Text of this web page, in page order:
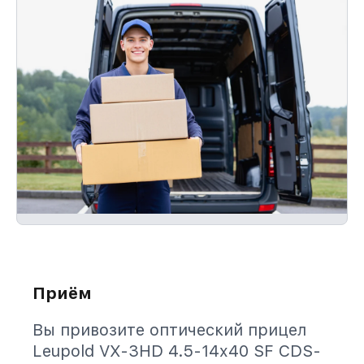
Приём
Вы привозите оптический прицел
Leupold VX-3HD 4.5-14x40 SF CDS-